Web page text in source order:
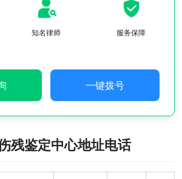
知名律师 服务保障
一键拨号
残鉴定中心地址电话